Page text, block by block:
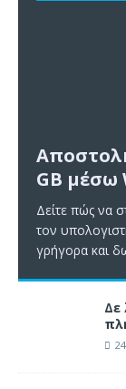
GB μέσω
Δείτε πώς να
τον
γρήγορα και
Δε